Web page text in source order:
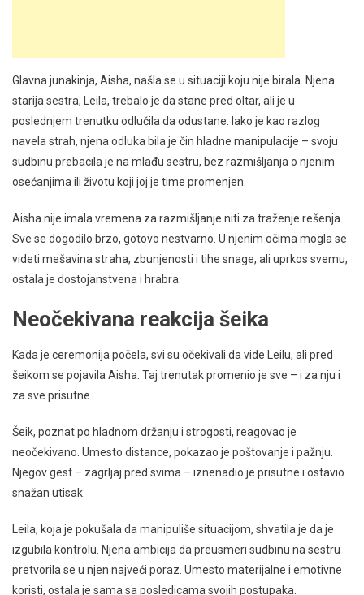
Glavna junakinja, Aisha, našla se u situaciji koju nije birala. Njena
starija sestra, Leila, trebalo je da stane pred oltar, ali je u
poslednjem trenutku odlučila da odustane. Iako je kao razlog
navela strah, njena odluka bila je čin hladne manipulacije – svoju
sudbinu prebacila je na mlađu sestru, bez razmišljanja o njenim
osećanjima ili životu koji joj je time promenjen.
Aisha nije imala vremena za razmišljanje niti za traženje rešenja.
Sve se dogodilo brzo, gotovo nestvarno. U njenim očima mogla se
videti mešavina straha, zbunjenosti i tihe snage, ali uprkos svemu,
ostala je dostojanstvena i hrabra.
Neočekivana reakcija šeika
Kada je ceremonija počela, svi su očekivali da vide Leilu, ali pred
šeikom se pojavila Aisha. Taj trenutak promenio je sve – i za nju i
za sve prisutne.
Šeik, poznat po hladnom držanju i strogosti, reagovao je
neočekivano. Umesto distance, pokazao je poštovanje i pažnju.
Njegov gest – zagrljaj pred svima – iznenadio je prisutne i ostavio
snažan utisak.
Leila, koja je pokušala da manipuliše situacijom, shvatila je da je
izgubila kontrolu. Njena ambicija da preusmeri sudbinu na sestru
pretvorila se u njen najveći poraz. Umesto materijalne i emotivne
koristi, ostala je sama sa posledicama svojih postupaka.